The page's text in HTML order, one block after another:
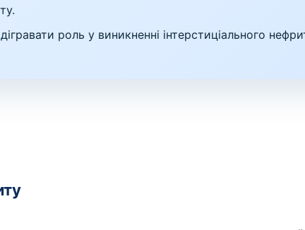
роль у виникненні інтерстиціального